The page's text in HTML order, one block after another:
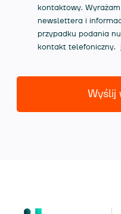
kontaktowy.
newslettera i
przypadku podania
kontakt telefoniczny.
Wyślij